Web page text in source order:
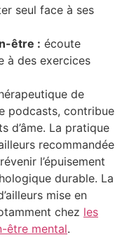
seul face à ses
être : écoute
à des exercices
de
podcasts, contribue
d’âme. La pratique
recommandée
l’épuisement
durable. La
mise en
chez les
être mental.